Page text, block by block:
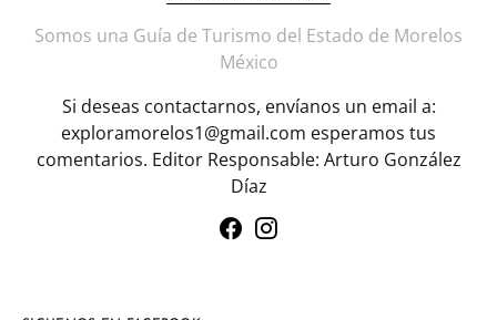
Somos una Guía de Turismo del Estado de Morelos
México
Si deseas contactarnos, envíanos un email a:
exploramorelos1@gmail.com esperamos tus
comentarios. Editor Responsable: Arturo González
Díaz